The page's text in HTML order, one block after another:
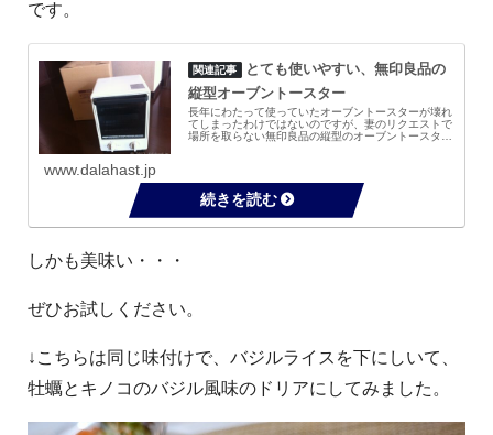
です。
とても使いやすい、無印良品の
縦型オーブントースター
長年にわたって使っていたオーブントースターが壊れ
てしまったわけではないのですが、妻のリクエストで
場所を取らない無印良品の縦型のオーブントースター
www.dalahast.jp
しかも美味い・・・
ぜひお試しください。
↓こちらは同じ味付けで、バジルライスを下にしいて、
牡蠣とキノコのバジル風味のドリアにしてみました。